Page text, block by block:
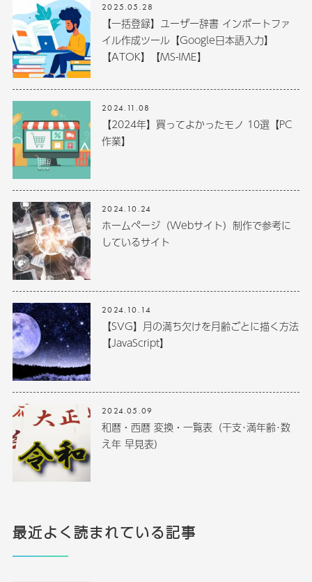
2025.05.28
【一括登録】ユーザー辞書 インポートファ
イル作成ツール【Google日本語入力】
【ATOK】【MS-IME】
2024.11.08
【2024年】買ってよかったモノ 10選【PC
作業】
2024.10.24
ホームページ（Webサイト）制作で参考に
しているサイト
2024.10.14
【SVG】月の満ち欠けを月齢ごとに描く方法
【JavaScript】
2024.05.09
和暦・西暦 変換・一覧表（干支･満年齢･数
え年 早見表）
最近よく読まれている記事